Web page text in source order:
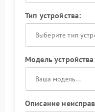
Тип устройства:
Выберите тип
Модель
Описание